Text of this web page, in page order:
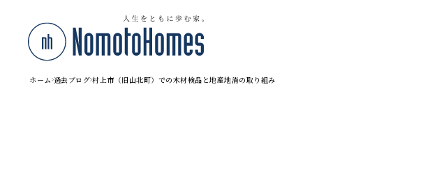
ホーム 過去ブログ 村上市（旧山北町）での木材検品と地産地消の取り組み